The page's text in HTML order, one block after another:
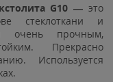
G10 — это
стеклоткани и
очень прочным,
Прекрасно
Используется